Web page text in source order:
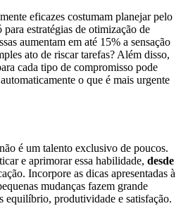
eficazes costumam planejar pelo
estratégias de otimização de
aumentam em até 15% a sensação
ato de riscar tarefas? Além disso,
cada tipo de compromisso pode
o que é mais urgente
é um talento exclusivo de poucos.
e aprimorar essa habilidade, desde
Incorpore as dicas apresentadas à
mudanças fazem grande
equilíbrio, produtividade e satisfação.